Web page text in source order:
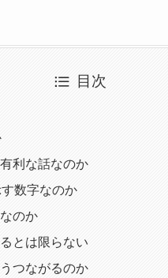
目次
利な話なのか
数字なのか
のか
とは限らない
つながるのか